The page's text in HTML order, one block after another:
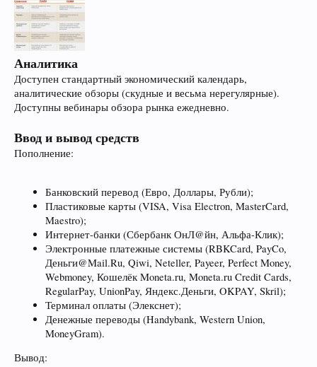
Аналитика
Доступен стандартный экономический календарь,
аналитические обзоры (скудные и весьма нерегулярные).
Доступны вебинары обзора рынка ежедневно.
Ввод и вывод средств
Пополнение:
Банковский перевод (Евро, Доллары, Рубли);
Пластиковые карты (VISA, Visa Electron, MasterCard,
Maestro);
Интернет-банки (Сбербанк ОнЛ@йн, Альфа-Клик);
Электронные платежные системы (RBKCard, PayCo,
Деньги@Mail.Ru, Qiwi, Neteller, Payeer, Perfect Money,
Webmoney, Кошелёк Moneta.ru, Moneta.ru Credit Cards,
RegularPay, UnionPay, Яндекс.Деньги, OKPAY, Skril);
Терминал оплаты (Элекснет);
Денежные переводы (Handybank, Western Union,
MoneyGram).
Вывод: